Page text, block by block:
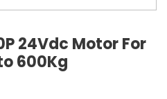
24Vdc Motor For
600Kg